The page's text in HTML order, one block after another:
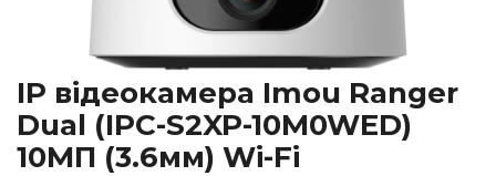
IP відеокамера Imou Ranger
Dual (IPC-S2XP-10M0WED)
10МП (3.6мм) Wi-Fi